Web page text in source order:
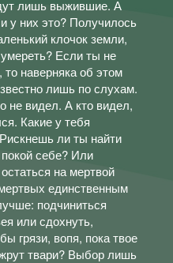
лишь выжившие. А
у них это? Получилось
клочок земли,
умереть? Если ты не
то наверняка об этом
лишь по слухам.
не видел. А кто видел,
Какие у тебя
ли ты найти
себе? Или
на мертвой
единственным
подчиниться
или сдохнуть,
грязи, вопя, пока твое
твари? Выбор лишь